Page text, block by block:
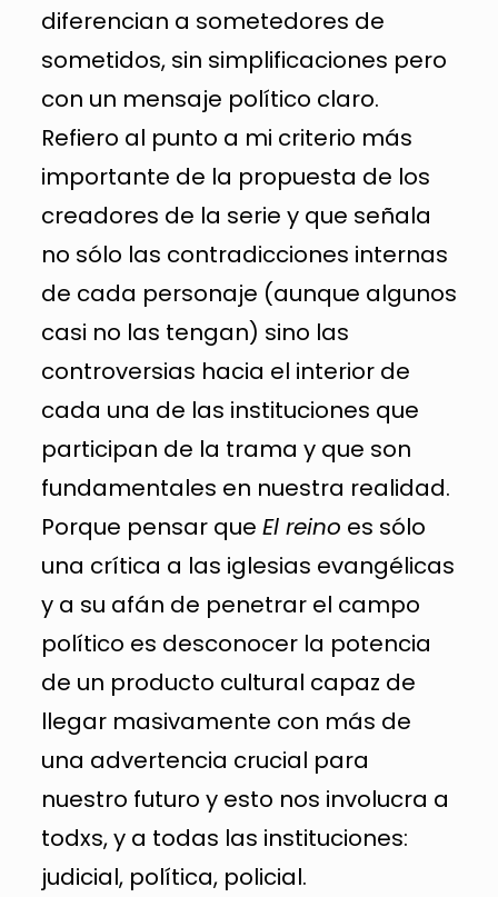
diferencian a sometedores de
sometidos, sin simplificaciones pero
con un mensaje político claro.
Refiero al punto a mi criterio más
importante de la propuesta de los
creadores de la serie y que señala
no sólo las contradicciones internas
de cada personaje (aunque algunos
casi no las tengan) sino las
controversias hacia el interior de
cada una de las instituciones que
participan de la trama y que son
fundamentales en nuestra realidad.
Porque pensar que El reino es sólo
una crítica a las iglesias evangélicas
y a su afán de penetrar el campo
político es desconocer la potencia
de un producto cultural capaz de
llegar masivamente con más de
una advertencia crucial para
nuestro futuro y esto nos involucra a
todxs, y a todas las instituciones:
judicial, política, policial.